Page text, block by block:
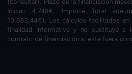
(consultar). Plazo de la financiación
inicial: 4.748€. Importe Total
10.683,44€). Los cálculos facilitados en
finalidad informativa y no sustituye a
contrato de financiación si este fuera